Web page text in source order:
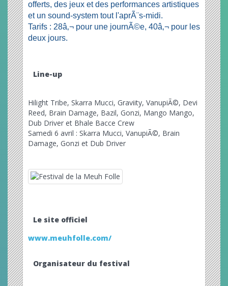
offerts, des jeux et des performances artistiques
et un sound-system tout l'aprÃ¨s-midi.
Tarifs : 28â‚¬ pour une journÃ©e, 40â‚¬ pour les
deux jours.
Line-up
Hilight Tribe, Skarra Mucci, Graviity, VanupiÃ©, Devi
Reed, Brain Damage, Bazil, Gonzi, Mango Mango,
Dub Driver et Bhale Bacce Crew
Samedi 6 avril : Skarra Mucci, VanupiÃ©, Brain
Damage, Gonzi et Dub Driver
Le site officiel
www.meuhfolle.com/
Organisateur du festival